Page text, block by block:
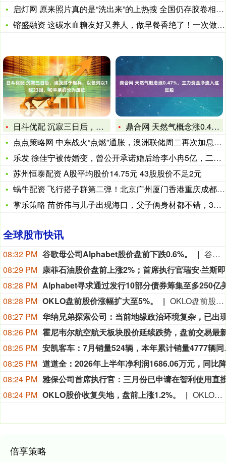
启灯网 原来照片真的是“洗出来”的上热搜 全国仍存胶卷相关企
镕盛融资 这碳水血糖友好又养人，做早餐香绝了！一次做好，半月
日斗优配 沉寂三日后，埃及终于起兵，以色列以1敌23国，和平
鼎合网 天然气概念涨0.47%，主力资金净流入这些股
点点策略网 中东战火“点燃”通胀，澳洲联储周二再次加息已箭在
乐发 徐佳宁被传婚变，曾公开承诺婚后给李小冉5亿，二人结婚1
苏州恒泰配资 A股平均股价14.75元 43股股价不足2元
蜗牛配资 飞行搭子群第二弹！北京广州厦门香港重庆成都出发版！
掌乐策略 苗侨伟与儿子出现海口，父子俩身材都不错，32岁儿子
全球股市快讯
08:32 PM 谷歌母公司Alphabet股价盘前下跌0.6%。
谷歌母公司Alphabet股价盘前下跌0.6%。
08:29 PM
08:28 PM
08:28 PM OKLO盘前股价涨幅扩大至5%。
OKLO盘前股价涨幅扩大至5%。
08:27 PM
08:26 PM
08:25 PM
安凯客
08:25 PM
08:24 PM
08:24 PM OKLO股价收复失地，盘前上涨1.2%。 OKLO股价收复失地，盘前上涨1.2%。
倍享策略